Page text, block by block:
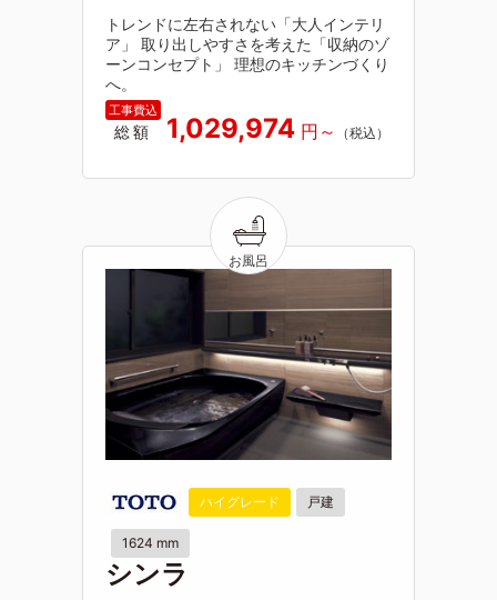
トレンドに左右されない「大人インテリ
ア」 取り出しやすさを考えた「収納のゾ
ーンコンセプト」 理想のキッチンづくり
へ。
総額 1,029,974
ハイグレード 戸建
1624 mm
シンラ